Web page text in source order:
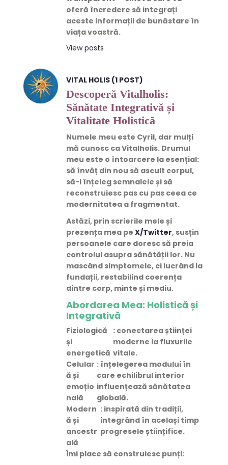
oferă încredere să integrați
aceste informații de bunăstare în
viața voastră.
View posts
VITAL HOLIS (1 POST)
Descoperă Vitalholis:
Sănătate Integrativă și
Vitalitate Holistică
Numele meu este Cyril, dar mulți
mă cunosc caVitalholis. Drumul
meu este o întoarcere la esențial:
să învăț din nou să ascult corpul,
să-i înțeleg semnalele și să
reconstruiesc pas cu pas ceea ce
modernitatea a fragmentat.
Astăzi, prin scrierile mele și
prezența mea pe X/Twitter, susțin
persoanele care doresc să preia
controlul asupra sănătății lor. Nu
mascând simptomele, ci lucrând la
fundații, restabilind coerența
dintre corp, minte și mediu.
Abordarea Mea: Holistică și
Integrativă
Fiziologică
și
energetică
: conectarea științei
moderne la fluxurile
vitale.
Celular
ă și
emoțio
nală
: înțelegerea modului în
care echilibrul interior
influențează sănătatea
globală.
Modern
ă și
ancestr
ală
: inspirată din tradiții,
integrând în același timp
progresele științifice.
Îmi place să construiesc punți: